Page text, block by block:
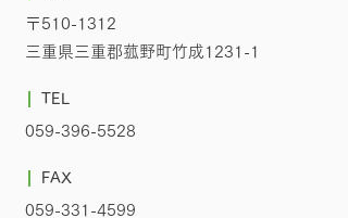
〒510-1312
三重県三重郡菰野町竹成1231-1
TEL
059-396-5528
FAX
059-331-4599